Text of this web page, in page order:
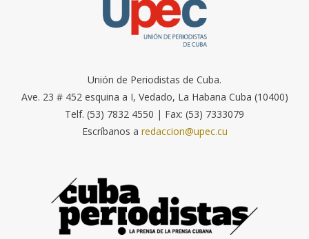
Unión de Periodistas de Cuba.
Ave. 23 # 452 esquina a I, Vedado, La Habana Cuba (10400)
Telf. (53) 7832 4550 | Fax: (53) 7333079
Escríbanos a redaccion@upec.cu